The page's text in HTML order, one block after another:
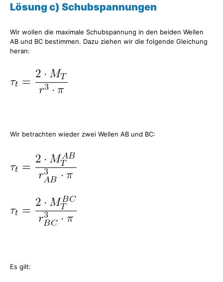
Lösung c) Schubspannungen
Wir wollen die maximale Schubspannung in den beiden Wellen
AB und BC bestimmen. Dazu ziehen wir die folgende Gleichung
heran:
Wir betrachten wieder zwei Wellen AB und BC:
Es gilt: